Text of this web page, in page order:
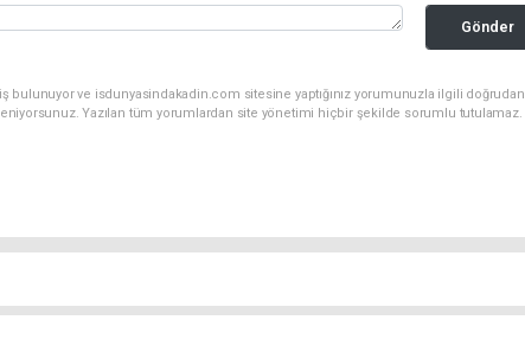
Gönder
bulunuyor ve isdunyasindakadin.com sitesine yaptığınız yorumunuzla ilgili doğrudan
Yazılan tüm yorumlardan site yönetimi hiçbir şekilde sorumlu tutulamaz.